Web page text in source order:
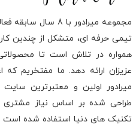
مجموعه میرادور با
تیمی حرفه ای، متشکل از چندین
همواره در تلاش است تا
عزیزان ارائه دهد. ما مفتخریم
میرادور اولین و معتبرترین
طراحی شده بر اساس نیاز
تکنیک های دنیا استفاده شده